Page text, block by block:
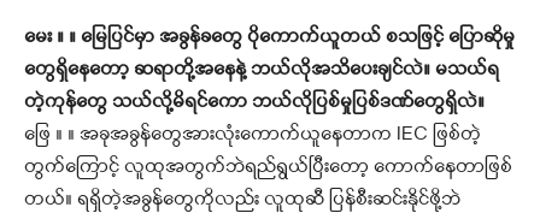
မေး ။ ။ မြေပြင်မှာ အခွန်ခတွေ ပိုကောက်ယူတယ် စသဖြင့် ပြောဆိုမှု
တွေရှိနေတော့ ဆရာတို့အနေနဲ့ ဘယ်လိုအသိပေးချင်လဲ။ မသယ်ရ
တဲ့ကုန်တွေ သယ်လို့မိရင်ကော ဘယ်လိုပြစ်မှုပြစ်ဒဏ်တွေရှိလဲ။
ဖြေ ။ ။ အခုအခွန်တွေအားလုံးကောက်ယူနေတာက IEC ဖြစ်တဲ့
တွက်ကြောင့် လူထုအတွက်ဘဲရည်ရွယ်ပြီးတော့ ကောက်နေတာဖြစ်
တယ်။ ရရှိတဲ့အခွန်တွေကိုလည်း လူထုဆီ ပြန်စီးဆင်းနိုင်ဖို့ဘဲ